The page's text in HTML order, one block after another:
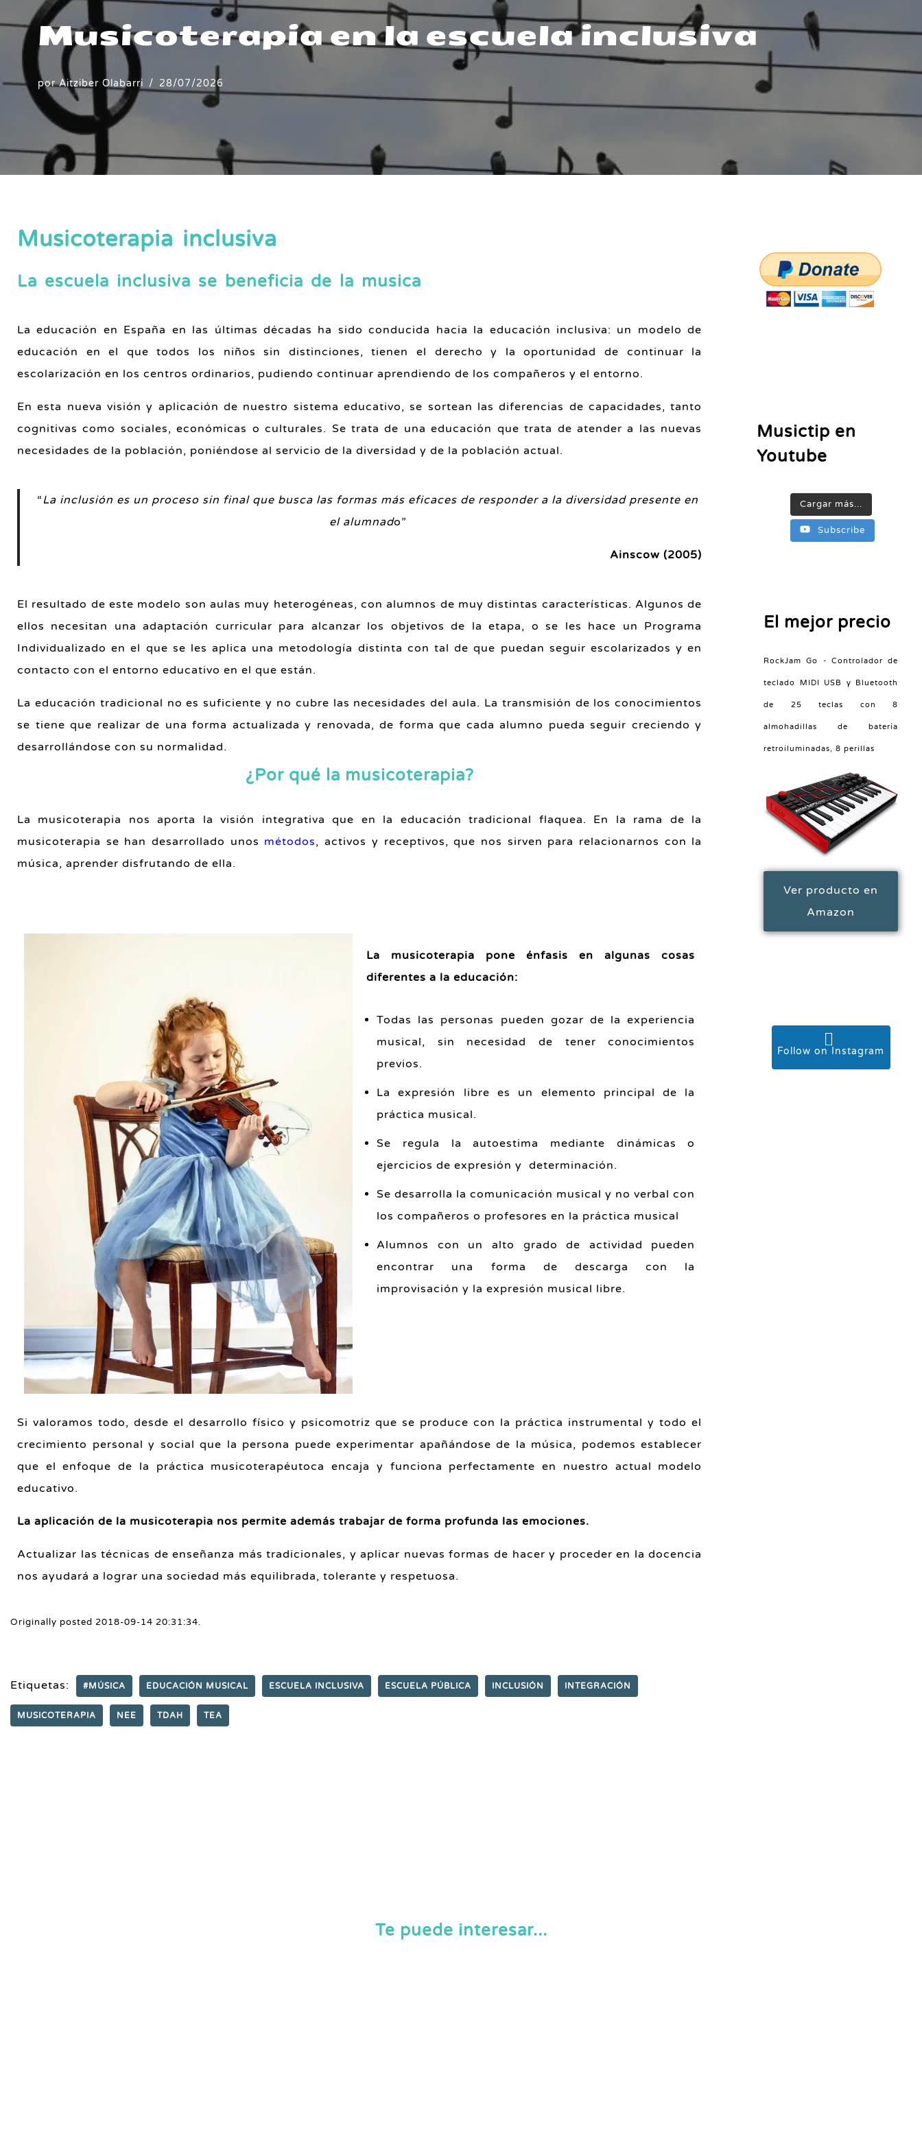
Musicoterapia en la escuela inclusiva
porAitziber Olabarri 28/07/2026
Musicoterapia inclusiva
La escuela inclusiva se beneficia de la musica
La educación en España en las últimas décadas ha sido conducida hacia la educación inclusiva: un modelo de
educación en el que todos los niños sin distinciones, tienen el derecho y la oportunidad de continuar la
escolarización en los centros ordinarios, pudiendo continuar aprendiendo de los compañeros y el entorno.
En esta nueva visión y aplicación de nuestro sistema educativo, se sortean las diferencias de capacidades, tanto
cognitivas como sociales, económicas o culturales. Se trata de una educación que trata de atender a las nuevas
necesidades de la población, poniéndose al servicio de la diversidad y de la población actual.
“La inclusión es un proceso sin final que busca las formas más eficaces de responder a la diversidad presente en
el alumnado”
Ainscow (2005)
El resultado de este modelo son aulas muy heterogéneas, con alumnos de muy distintas características. Algunos de
ellos necesitan una adaptación curricular para alcanzar los objetivos de la etapa, o se les hace un Programa
Individualizado en el que se les aplica una metodología distinta con tal de que puedan seguir escolarizados y en
contacto con el entorno educativo en el que están.
La educación tradicional no es suficiente y no cubre las necesidades del aula. La transmisión de los conocimientos
se tiene que realizar de una forma actualizada y renovada, de forma que cada alumno pueda seguir creciendo y
desarrollándose con su normalidad.
¿Por qué la musicoterapia?
La musicoterapia nos aporta la visión integrativa que en la educación tradicional flaquea. En la rama de la
musicoterapia se han desarrollado unos métodos, activos y receptivos, que nos sirven para relacionarnos con la
música, aprender disfrutando de ella.
La musicoterapia pone énfasis en algunas cosas
diferentes a la educación:
Todas las personas pueden gozar de la experiencia
musical, sin necesidad de tener conocimientos
previos.
La expresión libre es un elemento principal de la
práctica musical.
Se regula la autoestima mediante dinámicas o
ejercicios de expresión y determinación.
Se desarrolla la comunicación musical y no verbal con
los compañeros o profesores en la práctica musical
Alumnos con un alto grado de actividad pueden
encontrar una forma de descarga con la
improvisación y la expresión musical libre.
Si valoramos todo, desde el desarrollo físico y psicomotriz que se produce con la práctica instrumental y todo el
crecimiento personal y social que la persona puede experimentar apañándose de la música, podemos establecer
que el enfoque de la práctica musicoterapéutoca encaja y funciona perfectamente en nuestro actual modelo
educativo.
La aplicación de la musicoterapia nos permite además trabajar de forma profunda las emociones.
Actualizar las técnicas de enseñanza más tradicionales, y aplicar nuevas formas de hacer y proceder en la docencia
nos ayudará a lograr una sociedad más equilibrada, tolerante y respetuosa.
Originally posted 2018-09-14 20:31:34.
Etiquetas: #MÚSICA EDUCACIÓN MUSICAL ESCUELA INCLUSIVA ESCUELA PÚBLICA INCLUSIÓN INTEGRACIÓN
MUSICOTERAPIA NEE TDAH TEA
Musictip en
Youtube
Cargar más...
Subscribe
El mejor precio
RockJam Go - Controlador de
teclado MIDI USB y Bluetooth
de 25 teclas con 8
almohadillas de batería
retroiluminadas, 8 perillas
Ver producto en
Amazon
Follow on Instagram
Te puede interesar...